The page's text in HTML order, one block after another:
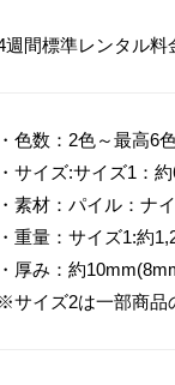
週間標準レンタル料
・色数：2色～最高6
・サイズ:サイズ1：
・素材：パイル：ナ
・重量：サイズ1:約
・厚み：約
※サイズ2は一部商品